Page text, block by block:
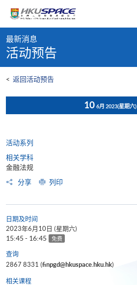
content
content
start
最新消息
活动预告
< 返回活动预告
10 6月 2023(星期六)
活动系列
相关学科
金融法规
分享
列印
日期及时间
2023年6月10日 (星期六)
15:45 - 16:45 免费
查询
2867 8331 (finpgd@hkuspace.hku.hk)
相关课程